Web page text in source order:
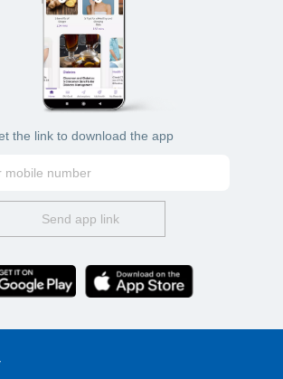
the link to download the app
Send app link